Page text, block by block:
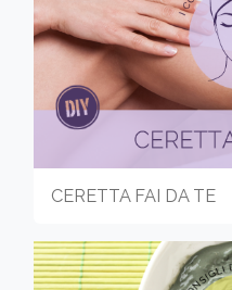
CERETTA FAI DA TE